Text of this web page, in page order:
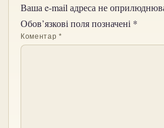
Ваша e-mail адреса не
Обов’язкові поля позначені *
Коментар*